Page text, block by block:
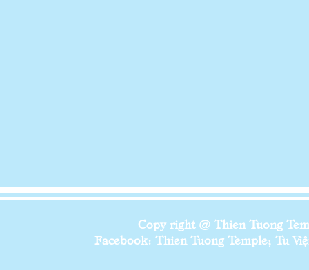
Copy right @ Thien Tuong
Facebook: Thien Tuong Temple; Tu